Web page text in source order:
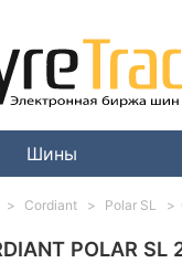
Шины
POLAR
Cordiant Polar SL